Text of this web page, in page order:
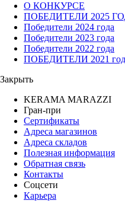
О КОНКУРСЕ
ПОБЕДИТЕЛИ 2025
Победители 2024 года
Победители 2023 года
Победители 2022 года
ПОБЕДИТЕЛИ 2021
Закрыть
KERAMA MARAZZI
Гран-при
Сертификаты
Адреса магазинов
Адреса складов
Полезная информация
Обратная связь
Контакты
Соцсети
Карьера